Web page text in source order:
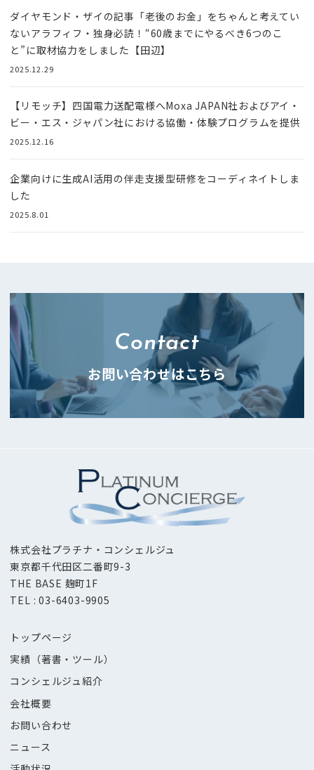
ダイヤモンド・ザイの記事「老後のお金」をちゃんと考えてい
ないアラフィフ・独身必読！“60歳までにやるべき6つのこ
と”に取材協力をしました【田辺】
2025.12.29
【リモッチ】四国電⼒送配電様へMoxa JAPAN社およびアイ・
ビー・エス・ジャパン社における協働・体験プログラムを提供
2025.12.16
企業向けに生成AI活用の伴走支援型研修をコーディネイトしま
した
2025.8.01
Contact
お問い合わせはこちら
株式会社プラチナ・コンシェルジュ
東京都千代田区二番町9-3
THE BASE 麹町1F
TEL : 03-6403-9905
トップページ
実績（著書・ツール）
コンシェルジュ紹介
会社概要
お問い合わせ
ニュース